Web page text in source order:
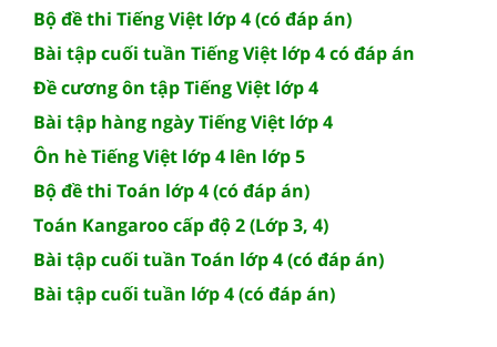
Bộ đề thi Tiếng Việt lớp 4 (có đáp án)
Bài tập cuối tuần Tiếng Việt lớp 4 có đáp án
Đề cương ôn tập Tiếng Việt lớp 4
Bài tập hàng ngày Tiếng Việt lớp 4
Ôn hè Tiếng Việt lớp 4 lên lớp 5
Bộ đề thi Toán lớp 4 (có đáp án)
Toán Kangaroo cấp độ 2 (Lớp 3, 4)
Bài tập cuối tuần Toán lớp 4 (có đáp án)
Bài tập cuối tuần lớp 4 (có đáp án)